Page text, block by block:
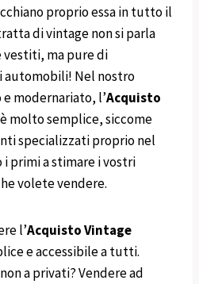
proprio essa in tutto il
di vintage non si parla
ma pure di
automobili! Nel nostro
modernariato, l’Acquisto
è molto semplice, siccome
specializzati proprio nel
primi a stimare i vostri
volete vendere.
l’Acquisto Vintage
e accessibile a tutti.
a privati? Vendere ad